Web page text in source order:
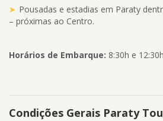
Pousadas e estadias em Paraty
– próximas ao Centro.
Horários de Embarque: 8:30h e 12:30h
Condições Gerais Paraty